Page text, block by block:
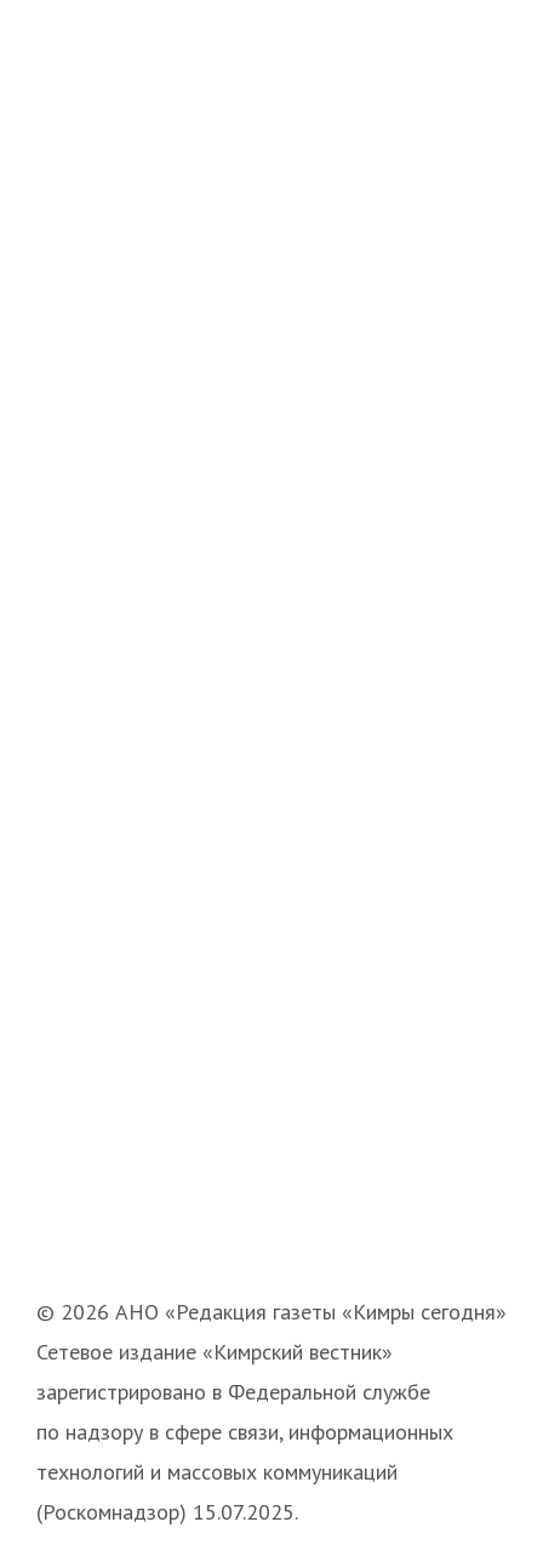
© 2026 АНО «Редакция газеты «Кимры сегодня»
Сетевое издание «Кимрский вестник»
зарегистрировано в Федеральной службе
по надзору в сфере связи, информационных
технологий и массовых коммуникаций
(Роскомнадзор) 15.07.2025.